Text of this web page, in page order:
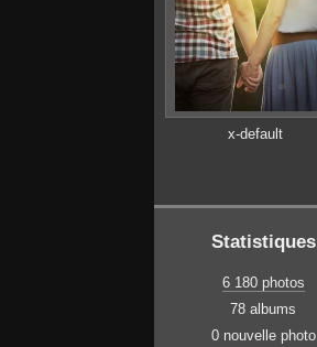
x-default
Statistiques
6 180 photos
78 albums
0 nouvelle photo